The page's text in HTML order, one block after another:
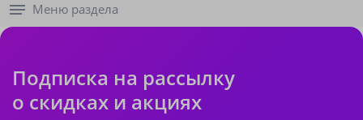
Меню раздела
Подписка на рассылку
о скидках и акциях